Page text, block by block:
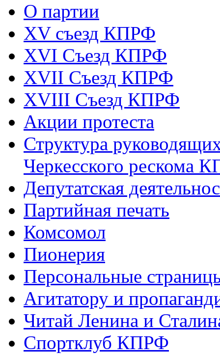
О партии
XV съезд КПРФ
XVI Съезд КПРФ
XVII Cъезд КПРФ
XVIII Cъезд КПРФ
Акции протеста
Структура
Черкесского рескома
Депутатская
Партийная печать
Комсомол
Пионерия
Персональные
Агитатору и
Читай Ленина и
Спортклуб КПРФ